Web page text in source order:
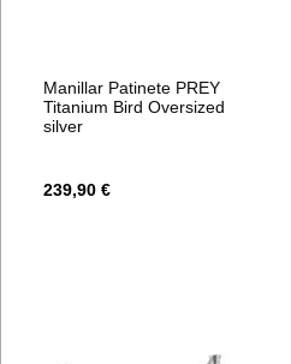
Manillar Patinete PREY
Titanium Bird Oversized
silver
239,90 €